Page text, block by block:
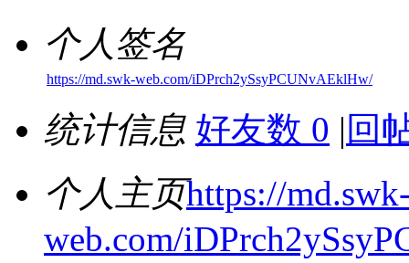
个人签名
https://md.swk-web.com/iDPrch2ySsyPCUNvAEklHw/
统计信息 好友数 0 | 回
个人主页https://
web.com/